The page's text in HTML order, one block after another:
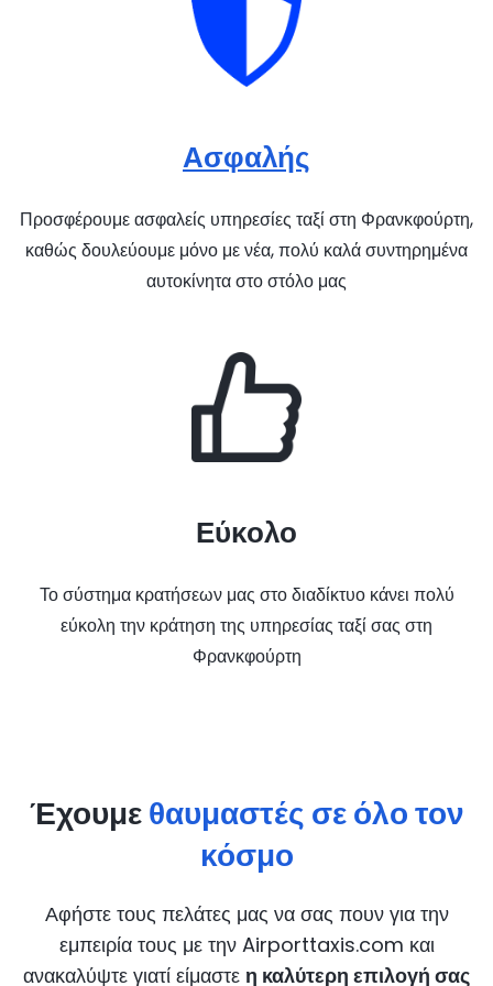
Ασφαλής
Προσφέρουμε ασφαλείς υπηρεσίες ταξί στη Φρανκφούρτη,
καθώς δουλεύουμε μόνο με νέα, πολύ καλά συντηρημένα
αυτοκίνητα στο στόλο μας
Εύκολο
Το σύστημα κρατήσεων μας στο διαδίκτυο κάνει πολύ
εύκολη την κράτηση της υπηρεσίας ταξί σας στη
Φρανκφούρτη
Έχουμεθαυμαστές σε όλο τον
κόσμο
Αφήστε τους πελάτες μας να σας πουν για την
εμπειρία τους με την Airporttaxis.com και
ανακαλύψτε γιατί είμαστε η καλύτερη επιλογή σας